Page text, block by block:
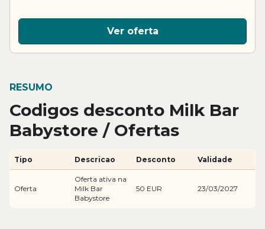
Ver oferta
RESUMO
Codigos desconto Milk Bar
Babystore / Ofertas
Tipo Descricao Desconto Validade
Oferta
Oferta ativa na
Milk Bar
Babystore
50 EUR 23/03/2027